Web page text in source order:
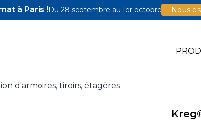
à Paris !Du 28 septembre au 1er octobre Nous
d'armoires, tiroirs, étagères